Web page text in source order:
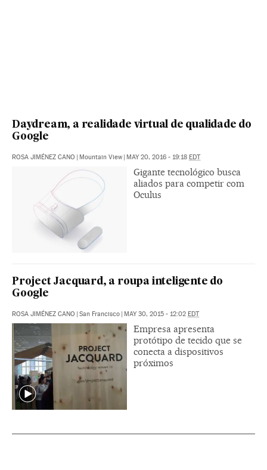
Daydream, a realidade virtual de qualidade do
Google
ROSA JIMÉNEZ CANO Mountain View MAY 20, 2016 - 19:18 EDT
Gigante tecnológico busca
aliados para competir com
Oculus
Project Jacquard, a roupa inteligente do
Google
ROSA JIMÉNEZ CANO San Francisco MAY 30, 2015 - 12:02 EDT
Empresa apresenta
protótipo de tecido que se
conecta a dispositivos
próximos